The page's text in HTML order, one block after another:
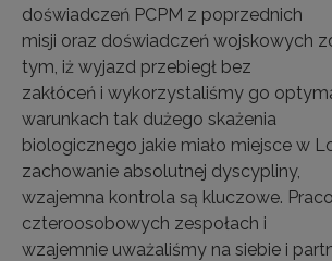
doświadczeń PCPM z poprzednich
misji oraz doświadczeń wojskowych
tym, iż wyjazd przebiegł bez
zakłóceń i wykorzystaliśmy go
warunkach tak dużego skażenia
biologicznego jakie miało miejsce w
zachowanie absolutnej dyscypliny,
wzajemna kontrola są kluczowe.
czteroosobowych zespołach i
wzajemnie uważaliśmy na siebie i